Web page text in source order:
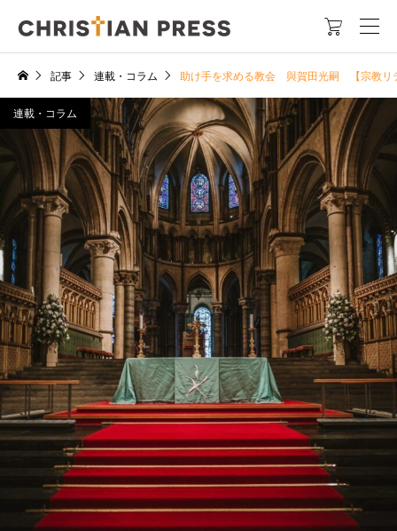

記事 連載・コラム 助け手を求める教会 與賀田光嗣 【宗教リ
連載・コラム